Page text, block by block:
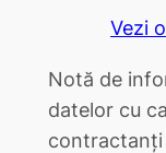
Vezi
Notă de
datelor cu
contractanți